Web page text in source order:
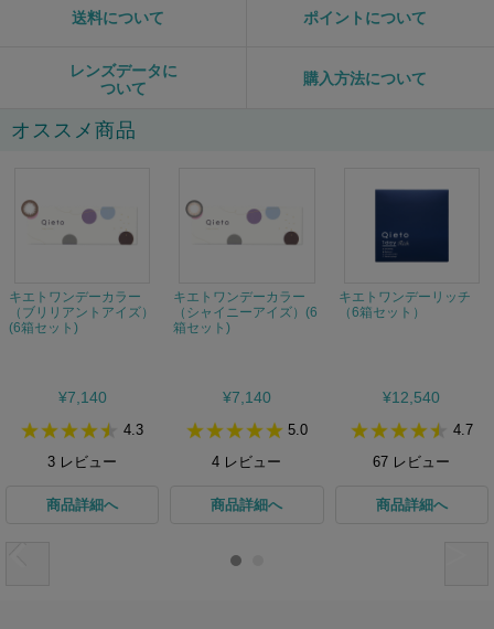
送料について ポイントについて
レンズデータに
ついて
購入方法について
オススメ商品
キエトワンデーカラー
（ブリリアントアイズ）
(6箱セット)
¥7,140
4.3
3 レビュー
商品詳細へ
キエトワンデーカラー
（シャイニーアイズ）(6
箱セット)
¥7,140
5.0
4 レビュー
商品詳細へ
キエトワンデーリッチ
（6箱セット）
¥12,540
4.7
67 レビュー
商品詳細へ